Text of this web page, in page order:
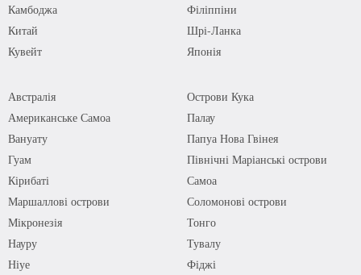
Камбоджа
Китай
Кувейт
Філіппіни
Шрі-Ланка
Японія
Австралія
Американське Самоа
Вануату
Гуам
Кірибаті
Маршаллові острови
Мікронезія
Науру
Ніуе
Острови Кука
Палау
Папуа Нова Гвінея
Північні Маріанські острови
Самоа
Соломонові острови
Тонго
Тувалу
Фіджі